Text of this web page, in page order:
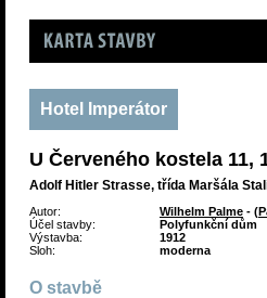
Karta stavby
Hotel Imperátor
U Červeného kostela 11,
Adolf Hitler Strasse, třída Maršála
Autor: Wilhelm Palme - (
Účel stavby:
Polyfunkční dům
Výstavba:
1912
Sloh:
moderna
O stavbě